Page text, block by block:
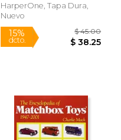
HarperOne, Tapa Dura,
Nuevo